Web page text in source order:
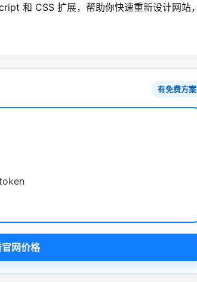
和 CSS 扩展，帮助你快速重新设计网站，
有免费方案
网价格